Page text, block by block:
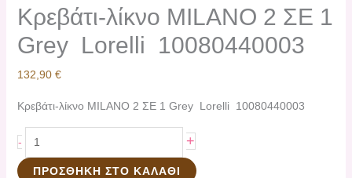
Κρεβάτι-λίκνο MILANO 2 ΣΕ 1
Grey Lorelli 10080440003
132,90 €
Κρεβάτι-λίκνο MILANO 2 ΣΕ 1 Grey Lorelli 10080440003
- +
ΠΡΟΣΘΉΚΗ ΣΤΟ ΚΑΛΆΘΙ